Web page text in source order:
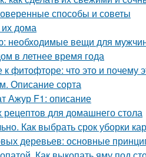
способы и советы
их дома
необходимые вещи для
в летнее время года
фитофторе: что это и почему
Описание сорта
Ажур F1: описание
рецептов для домашнего стола
Как выбрать срок уборки
деревьев: основные